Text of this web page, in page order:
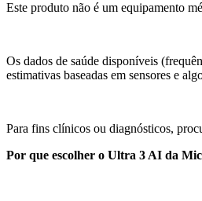
Este produto não é um equipamento
Os dados de saúde disponíveis
estimativas baseadas em sensores e
Para fins clínicos ou diagnósticos,
Por que escolher o Ultra 3 AI da